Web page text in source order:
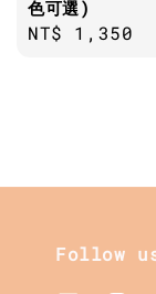
色可選)
Regular
NT$ 1,350
Follow